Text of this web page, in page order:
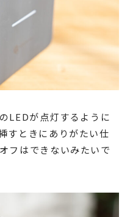
LEDが点灯するように
すときにありがたい仕
フはできないみたいで